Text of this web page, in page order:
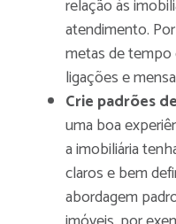
relação às
atendimento.
metas de tempo
ligações e
Crie padrões
uma boa
a imobiliária
claros e bem
abordagem